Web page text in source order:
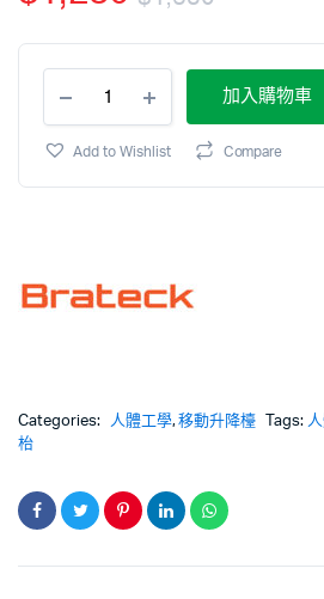
加入購物車
Add to Wishlist Compare
Categories: 人體工學,移動升降檯 Tags:
枱